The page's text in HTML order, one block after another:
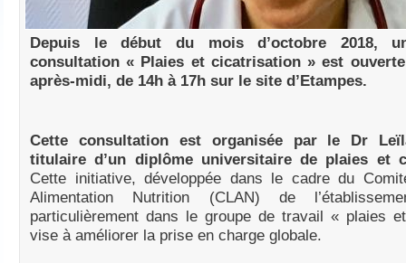
Depuis le début du mois d’octobre 2018,
consultation « Plaies et cicatrisation » est
après-midi, de 14h à 17h sur le site d’Etampes.
Cette consultation est organisée par le Dr
titulaire d’un diplôme universitaire de plaies et
Cette initiative, développée dans le cadre du
Alimentation Nutrition (CLAN) de
particulièrement dans le groupe de travail « plaies
vise à améliorer la prise en charge globale.